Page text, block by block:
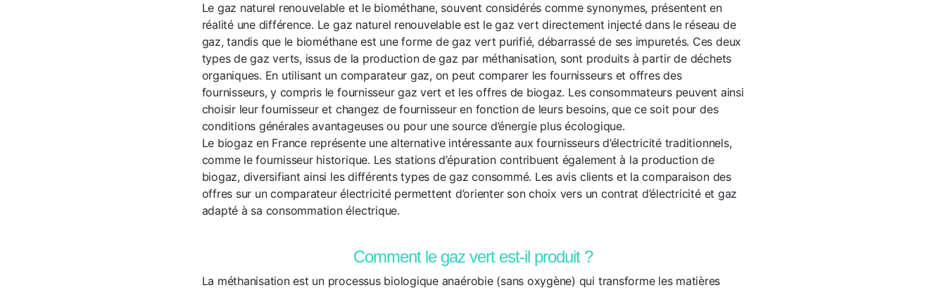
Le gaz naturel renouvelable et le biométhane, souvent considérés comme synonymes, présentent en
réalité une différence. Le gaz naturel renouvelable est le gaz vert directement injecté dans le réseau de
gaz, tandis que le biométhane est une forme de gaz vert purifié, débarrassé de ses impuretés. Ces deux
types de gaz verts, issus de la production de gaz par méthanisation, sont produits à partir de déchets
organiques. En utilisant un comparateur gaz, on peut comparer les fournisseurs et offres des
fournisseurs, y compris le fournisseur gaz vert et les offres de biogaz. Les consommateurs peuvent ainsi
choisir leur fournisseur et changez de fournisseur en fonction de leurs besoins, que ce soit pour des
conditions générales avantageuses ou pour une source d’énergie plus écologique.
Le biogaz en France représente une alternative intéressante aux fournisseurs d’électricité traditionnels,
comme le fournisseur historique. Les stations d’épuration contribuent également à la production de
biogaz, diversifiant ainsi les différents types de gaz consommé. Les avis clients et la comparaison des
offres sur un comparateur électricité permettent d’orienter son choix vers un contrat d’électricité et gaz
adapté à sa consommation électrique.
Comment le gaz vert est-il produit ?
La méthanisation est un processus biologique anaérobie (sans oxygène) qui transforme les matières